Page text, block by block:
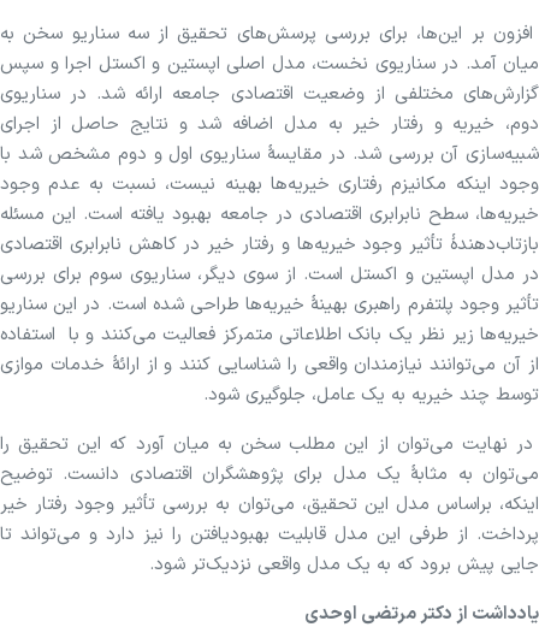
افزون بر این‌ها، برای بررسی پرسش‌های تحقیق از سه سناریو سخن به
میان آمد. در سناریوی نخست، مدل اصلی اپستین و اکستل اجرا و سپس
گزارش‌های مختلفی از وضعیت اقتصادی جامعه ارائه شد. در سناریوی
دوم، خیریه و رفتار خیر به مدل اضافه شد و نتایج حاصل از اجرای
شبیه‌سازی آن بررسی شد. در مقایسۀ سناریوی اول و دوم مشخص شد با
وجود اینکه مکانیزم رفتاری خیریه‌ها بهینه نیست، نسبت به عدم وجود
خیریه‌ها، سطح نابرابری اقتصادی در جامعه بهبود یافته‌ است. این مسئله
بازتاب‌دهندۀ تأثیر وجود خیریه‌ها و رفتار خیر در کاهش نابرابری اقتصادی
در مدل اپستین و اکستل است. از سوی دیگر، سناریوی سوم برای بررسی
تأثیر وجود پلتفرم راهبری بهینۀ خیریه‌ها طراحی شده است. در این سناریو
خیریه‌ها زیر نظر یک بانک اطلاعاتی متمرکز فعالیت می‌کنند و با استفاده
از آن‌ می‌توانند نیازمندان واقعی را شناسایی کنند و از ارائۀ خدمات موازی
توسط چند خیریه به یک عامل، جلوگیری شود.
در نهایت می‌توان از این مطلب سخن به میان آورد که این تحقیق را
می‌توان به مثابۀ یک مدل برای پژوهشگران اقتصادی دانست. توضیح
اینکه، براساس مدل این تحقیق، می‌توان به بررسی تأثیر وجود رفتار خیر
پرداخت. از طرفی این مدل قابلیت بهبودیافتن را نیز دارد و می‌تواند تا
جایی پیش برود که به یک مدل واقعی نزدیک‌تر شود.
یادداشت از دکتر مرتضی اوحدی